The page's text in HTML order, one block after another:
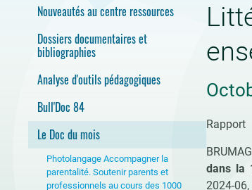
Nouveautés au centre ressources
Dossiers documentaires et
bibliographies
Analyse d'outils pédagogiques
Bull'Doc 84
Le Doc du mois
Photolangage Accompagner la
parentalité. Soutenir parents et
professionnels au cours des 1000
Rapport
dans la
2024-06,